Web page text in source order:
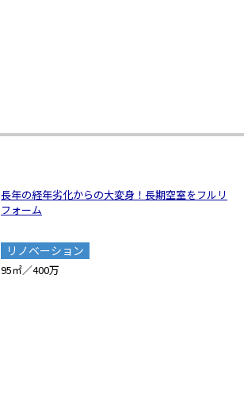
長年の経年劣化からの大変身！長期空室をフルリ
フォーム
リノベーション
95㎡／400万